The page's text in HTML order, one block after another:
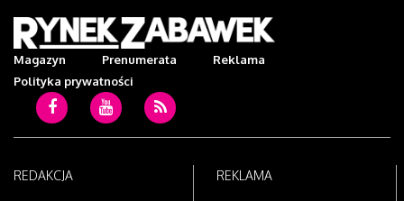
Magazyn Prenumerata
Reklama
Polityka prywatności
c Youtube RSS
REDAKCJA REKLAMA